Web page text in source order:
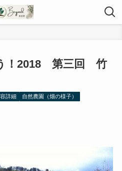
！2018 第三回 竹
詳細 自然農園（畑の様子）